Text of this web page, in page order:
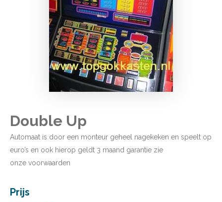
Double Up
Automaat is door een monteur geheel nagekeken en speelt op
euro’s en ook hierop geldt 3 maand garantie zie
onze voorwaarden
Prijs